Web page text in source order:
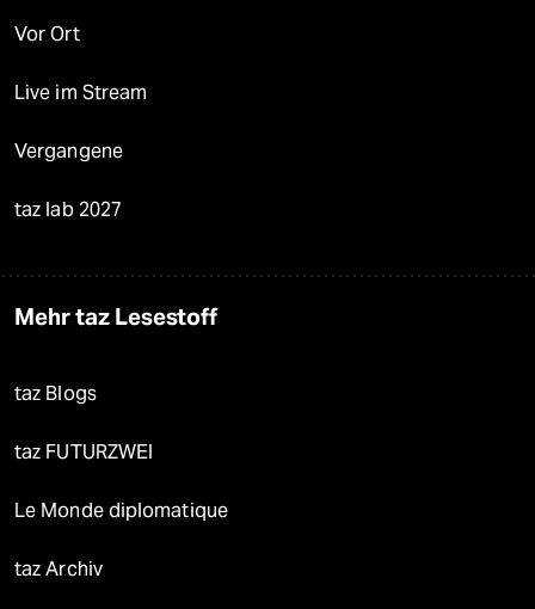
Vor Ort
Live im Stream
Vergangene
taz lab 2027
Mehr taz Lesestoff
taz Blogs
taz FUTURZWEI
Le Monde diplomatique
taz Archiv